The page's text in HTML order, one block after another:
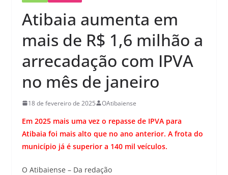
Atibaia aumenta em
mais de R$ 1,6 milhão a
arrecadação com IPVA
no mês de janeiro
18 de fevereiro de 2025 OAtibaiense
Em 2025 mais uma vez o repasse de IPVA para
Atibaia foi mais alto que no ano anterior. A frota do
município já é superior a 140 mil veículos.
O Atibaiense – Da redação